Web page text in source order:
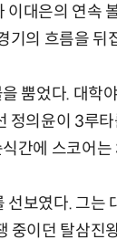
대은의 연속
기의 흐름을 뒤
뿜었다. 대학
정의윤이 3루
간에 스코어는
보였다. 그는
중이던 탈삼진